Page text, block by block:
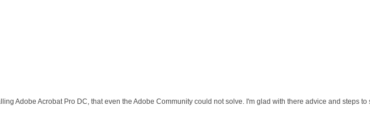
Adobe Acrobat Pro DC, that even the Adobe Community could not solve. I'm glad with there advice and steps to